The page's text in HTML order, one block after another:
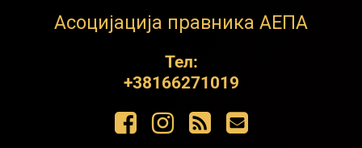
АЕПА
Асоцијација правника АЕПА
Тел:
+38166271019
ФацебоокИнстаграм
РСС Е-маил